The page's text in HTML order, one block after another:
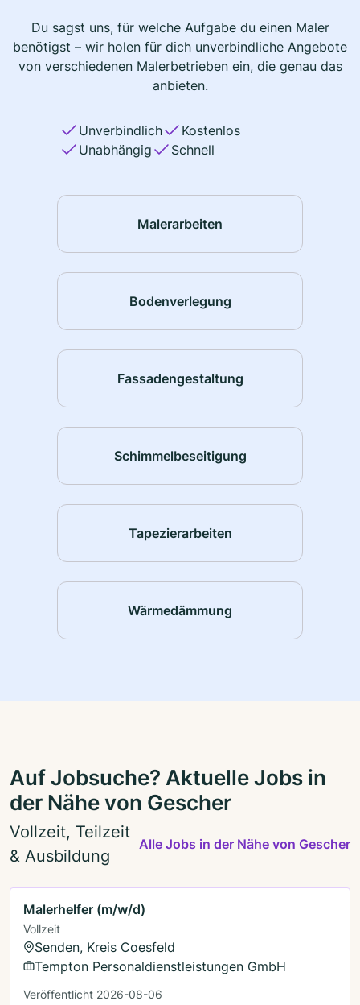
Du sagst uns, für welche Aufgabe du einen Maler
benötigst – wir holen für dich unverbindliche Angebote
von verschiedenen Malerbetrieben ein, die genau das
anbieten.
Unverbindlich
Kostenlos
Unabhängig
Schnell
Malerarbeiten
Bodenverlegung
Fassadengestaltung
Schimmelbeseitigung
Tapezierarbeiten
Wärmedämmung
Auf Jobsuche? Aktuelle Jobs in
der Nähe von Gescher
Vollzeit, Teilzeit
& Ausbildung
Alle Jobs in der Nähe von Gescher
Malerhelfer (m/w/d)
Vollzeit
Senden, Kreis Coesfeld
Tempton Personaldienstleistungen GmbH
Veröffentlicht 2026-08-06